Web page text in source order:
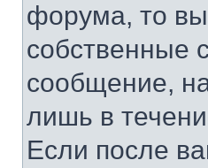
форума, то вы
собственные
сообщение,
лишь в
Если после